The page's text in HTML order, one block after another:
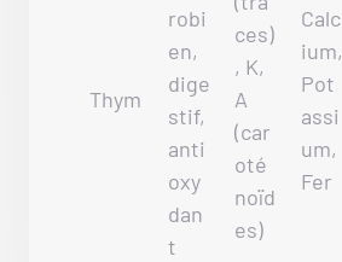
Thym
robi
en,
dige
stif,
anti
oxy
dan
t
ces)
, K,
A
(car
oté
noïd
es)
Calc
ium,
Pot
assi
um,
Fer